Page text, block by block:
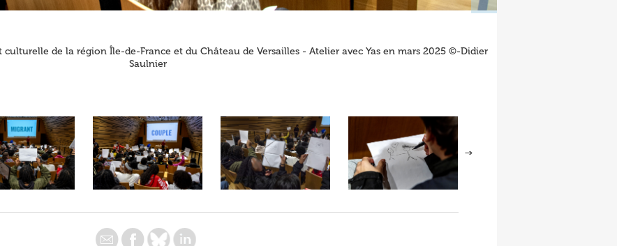
de la région Île-de-France et du Château de Versailles - Atelier avec Yas en mars 2025 ©-Didier
Saulnier